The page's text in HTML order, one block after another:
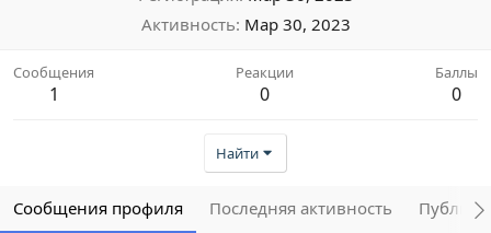
Активность Мар 30, 2023
Сообщения
1
Реакции
0
Баллы
0
Найти
Сообщения профиля Последняя активность